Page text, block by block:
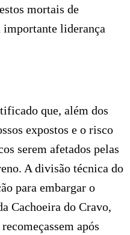
mortais de
importante liderança
que, além dos
expostos e o risco
serem afetados pelas
A divisão técnica do
para embargar o
Cachoeira do Cravo,
após